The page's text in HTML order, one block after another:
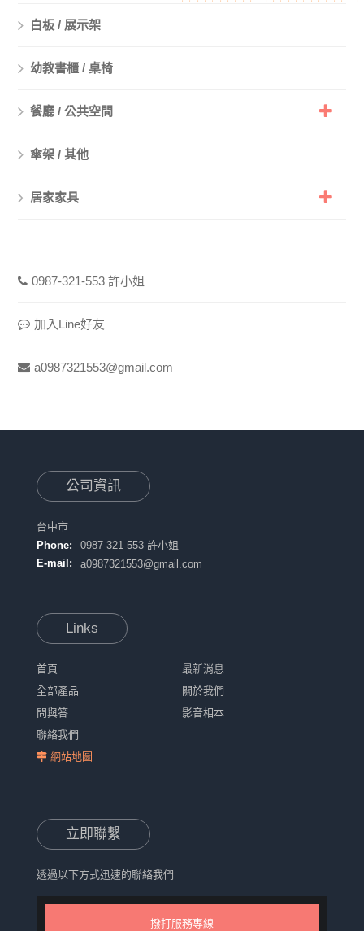
白板 / 展示架
幼教書櫃 / 桌椅
餐廳 / 公共空間
傘架 / 其他
居家家具
0987-321-553 許小姐
加入Line好友
a0987321553@gmail.com
公司資訊
台中市
Phone:
0987-321-553 許小姐
E-mail:
a0987321553@gmail.com
Links
首頁
最新消息
全部產品
關於我們
問與答
影音相本
聯絡我們
網站地圖
立即聯繫
透過以下方式迅速的聯絡我們
撥打服務專線